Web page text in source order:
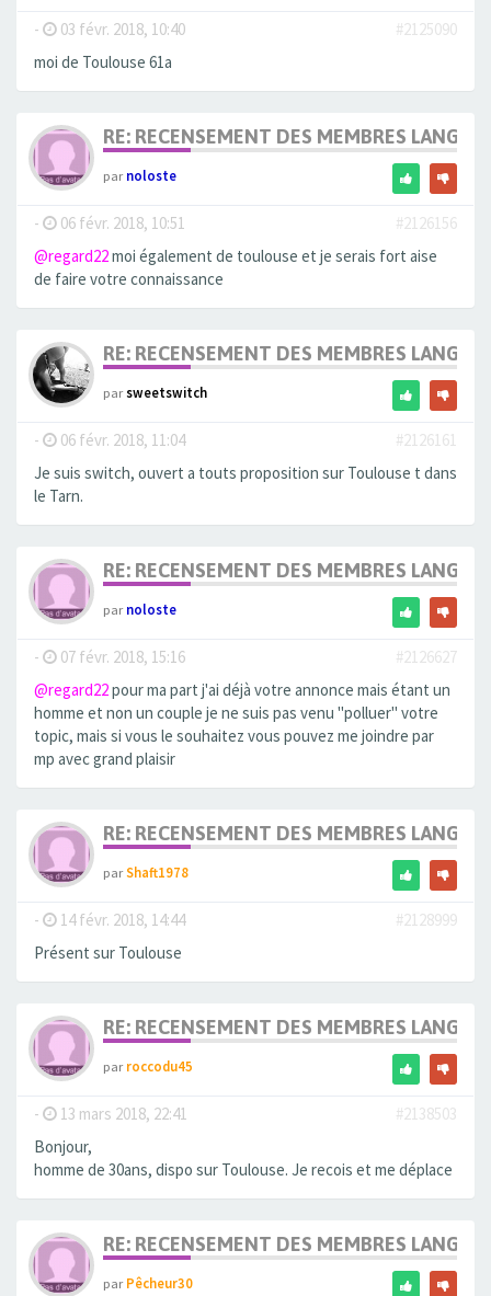
- 03 févr. 2018, 10:40
#2125090
moi de Toulouse 61a
RE: RECENSEMENT DES MEMBRES
parnoloste
- 06 févr. 2018, 10:51
#2126156
@regard22moi également de toulouse et je serais fort aise
de faire votre connaissance
RE: RECENSEMENT DES MEMBRES
parsweetswitch
- 06 févr. 2018, 11:04
#2126161
Je suis switch, ouvert a touts proposition sur Toulouse t dans
le Tarn.
RE: RECENSEMENT DES MEMBRES
parnoloste
- 07 févr. 2018, 15:16
#2126627
@regard22pour ma part j'ai déjà votre annonce mais étant un
homme et non un couple je ne suis pas venu "polluer" votre
topic, mais si vous le souhaitez vous pouvez me joindre par
mp avec grand plaisir
RE: RECENSEMENT DES MEMBRES
parShaft1978
- 14 févr. 2018, 14:44
#2128999
Présent sur Toulouse
RE: RECENSEMENT DES MEMBRES
parroccodu45
- 13 mars 2018, 22:41
#2138503
Bonjour,
homme de 30ans, dispo sur Toulouse. Je recois et me déplace
RE: RECENSEMENT DES MEMBRES
parPêcheur30